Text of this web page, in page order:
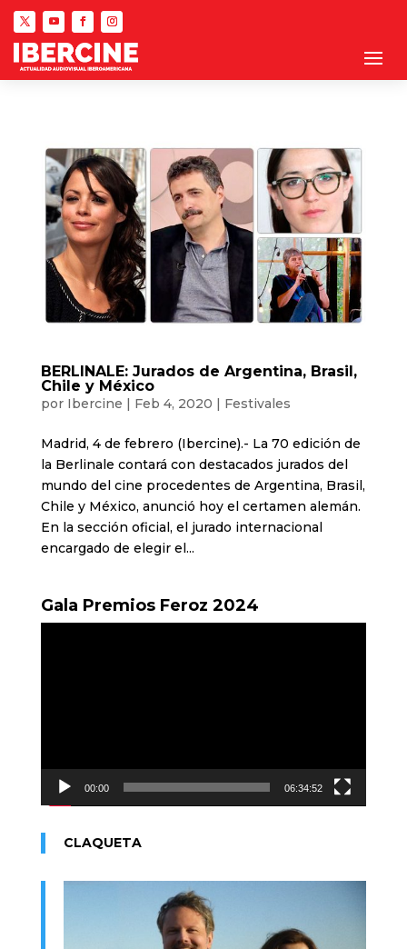
BERLINALE: Jurados de Argentina, Brasil,
Chile y México
por Ibercine | Feb 4, 2020 | Festivales
Madrid, 4 de febrero (Ibercine).- La 70 edición de
la Berlinale contará con destacados jurados del
mundo del cine procedentes de Argentina, Brasil,
Chile y México, anunció hoy el certamen alemán.
En la sección oficial, el jurado internacional
encargado de elegir el...
Gala Premios Feroz 2024
00:00 06:34:52
CLAQUETA